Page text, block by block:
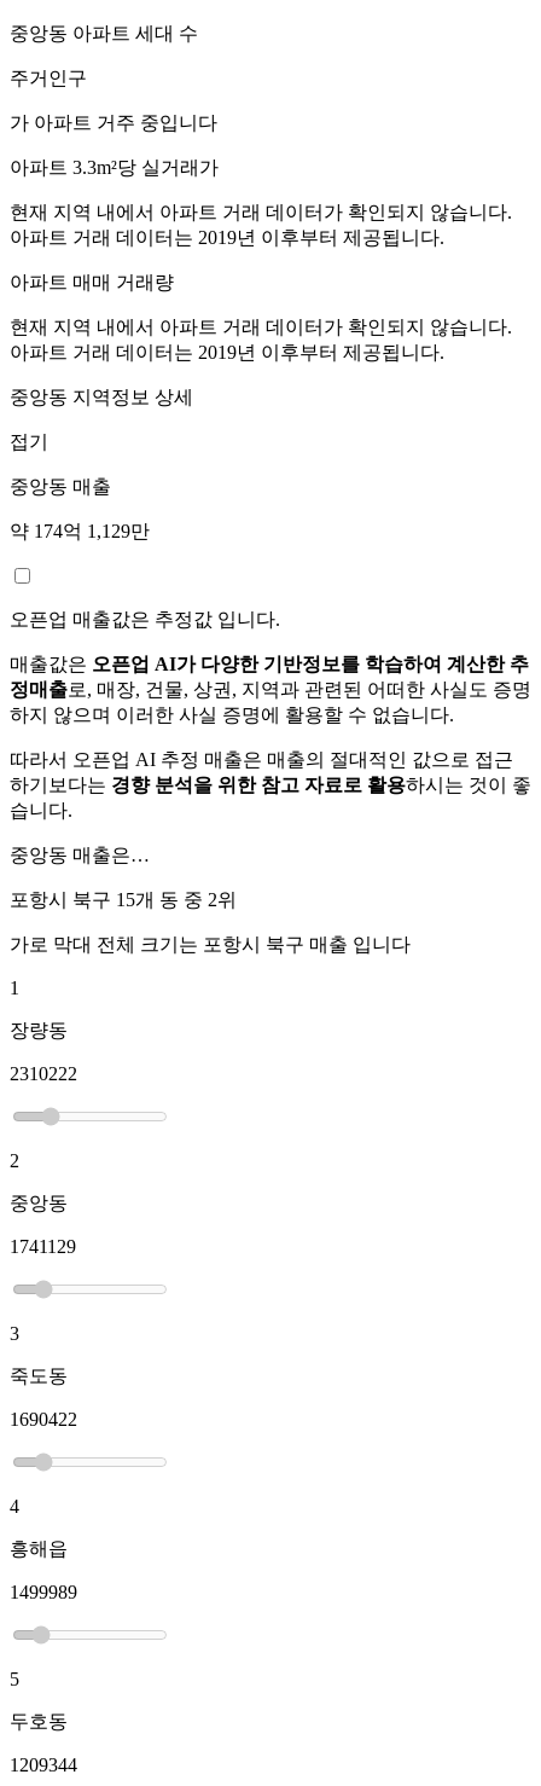
중앙동 아파트 세대 수
주거인구
가 아파트 거주 중입니다
아파트 3.3m²당 실거래가
현재 지역 내에서 아파트 거래 데이터가 확인되지 않습니다.
아파트 거래 데이터는 2019년 이후부터 제공됩니다.
아파트 매매 거래량
현재 지역 내에서 아파트 거래 데이터가 확인되지 않습니다.
아파트 거래 데이터는 2019년 이후부터 제공됩니다.
중앙동 지역정보 상세
접기
중앙동 매출
약 174억 1,129만
오픈업 매출값은 추정값 입니다.
매출값은 오픈업 AI가 다양한 기반정보를 학습하여 계산한 추
정매출로, 매장, 건물, 상권, 지역과 관련된 어떠한 사실도 증명
하지 않으며 이러한 사실 증명에 활용할 수 없습니다.
따라서 오픈업 AI 추정 매출은 매출의 절대적인 값으로 접근
하기보다는 경향 분석을 위한 참고 자료로 활용하시는 것이 좋
습니다.
중앙동 매출은…
포항시 북구 15개 동 중 2위
가로 막대 전체 크기는 포항시 북구 매출 입니다
1
장량동
2310222
2
중앙동
1741129
3
죽도동
1690422
4
흥해읍
1499989
5
두호동
1209344